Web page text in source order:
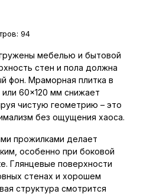
94
мебелью и бытовой
стен и пола должна
фон. Мраморная плитка в
60×120 мм снижает
чистую геометрию – это
без ощущения хаоса.
прожилками делает
особенно при боковой
Глянцевые поверхности
стенах и хорошем
структура смотрится